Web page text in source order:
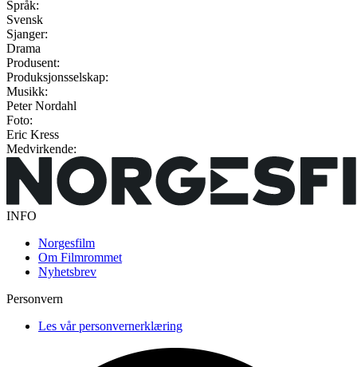
Språk:
Svensk
Sjanger:
Drama
Produsent:
Produksjonsselskap:
Musikk:
Peter Nordahl
Foto:
Eric Kress
Medvirkende:
INFO
Norgesfilm
Om Filmrommet
Nyhetsbrev
Personvern
Les vår personvernerklæring